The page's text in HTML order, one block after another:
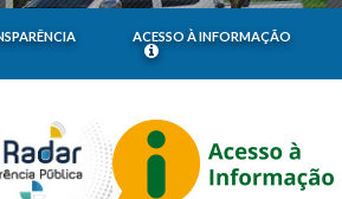
ACESSO À INFORMAÇÃO